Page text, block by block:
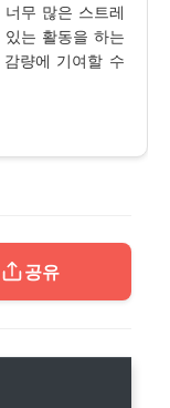
무 많은 스트레
는 활동을 하는
량에 기여할 수
공유